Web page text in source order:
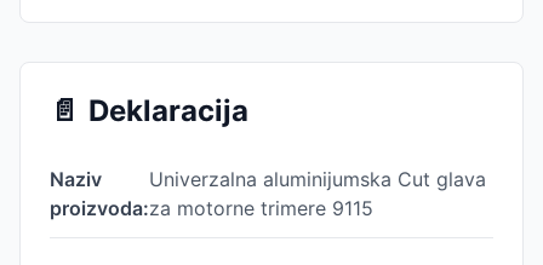
📄 Deklaracija
Naziv
proizvoda:
Univerzalna aluminijumska Cut glava
za motorne trimere 9115